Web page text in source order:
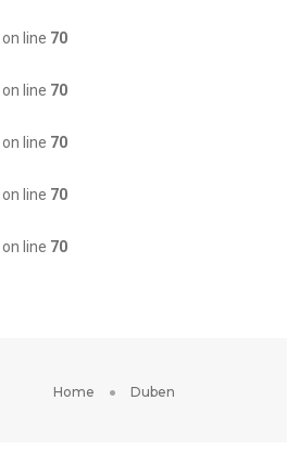
on line 70
on line 70
on line 70
on line 70
on line 70
Home Duben